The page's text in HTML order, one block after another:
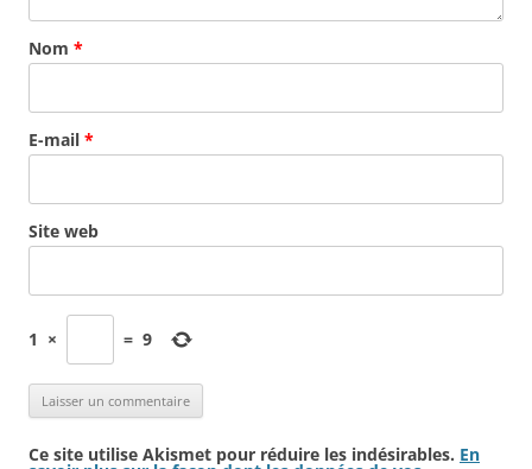
Nom *
E-mail *
Site web
1 × = 9
Ce site utilise Akismet pour réduire les indésirables. En